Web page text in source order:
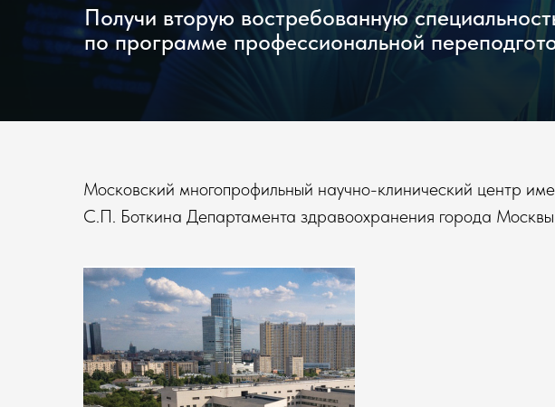
Получи вторую востребованную
по программе профессиональной
Московский многопрофильный научно-клинический центр
С.П. Боткина Департамента здравоохранения города Москвы